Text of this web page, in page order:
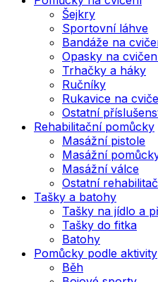
Šejkry
Sportovní láhve
Bandáže na
Opasky na
Trhačky a háky
Ručníky
Rukavice na
Ostatní
Rehabilitační pomůcky
Masážní pistole
Masážní
Masážní válce
Ostatní
Tašky a batohy
Tašky na jídlo a
Tašky do fitka
Batohy
Pomůcky podle aktivity
Běh